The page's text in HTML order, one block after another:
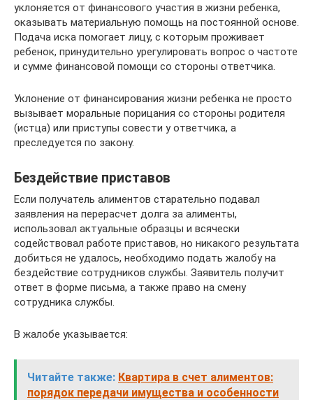
уклоняется от финансового участия в жизни ребенка,
оказывать материальную помощь на постоянной основе.
Подача иска помогает лицу, с которым проживает
ребенок, принудительно урегулировать вопрос о частоте
и сумме финансовой помощи со стороны ответчика.
Уклонение от финансирования жизни ребенка не просто
вызывает моральные порицания со стороны родителя
(истца) или приступы совести у ответчика, а
преследуется по закону.
Бездействие приставов
Если получатель алиментов старательно подавал
заявления на перерасчет долга за алименты,
использовал актуальные образцы и всячески
содействовал работе приставов, но никакого результата
добиться не удалось, необходимо подать жалобу на
бездействие сотрудников службы. Заявитель получит
ответ в форме письма, а также право на смену
сотрудника службы.
В жалобе указывается:
Читайте также: Квартира в счет алиментов:
порядок передачи имущества и особенности